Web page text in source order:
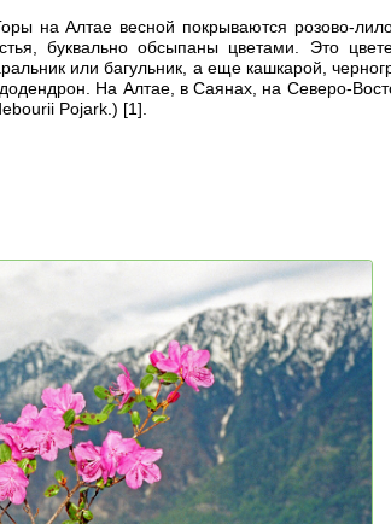
на Алтае весной покрываются розово-
буквально обсыпаны цветами. Это
или багульник, а еще кашкарой,
На Алтае, в Саянах, на Северо-
Pojark.) [1].